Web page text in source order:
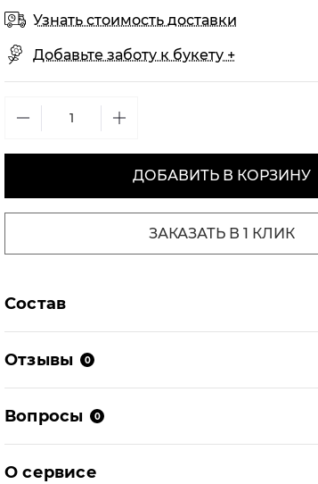
Узнать стоимость доставки
Добавьте заботу к букету +
ДОБАВИТЬ В КОРЗИНУ
ЗАКАЗАТЬ В 1 КЛИК
Состав
Отзывы 0
Вопросы 0
О сервисе